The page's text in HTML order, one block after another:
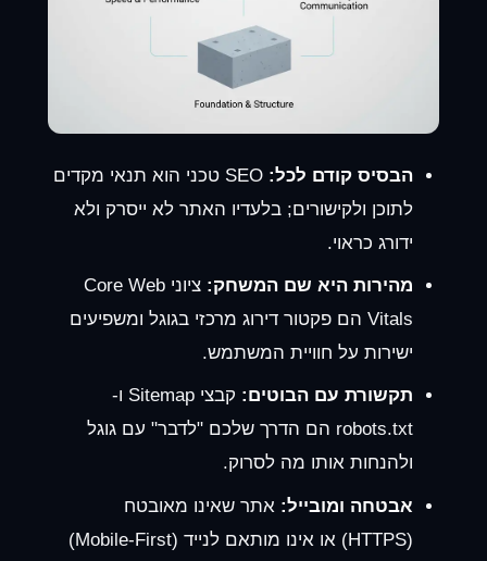
הבסיס קודם לכל:
SEO טכני הוא תנאי מקדים
לתוכן ולקישורים; בלעדיו האתר לא ייסרק ולא
ידורג כראוי.
מהירות היא שם המשחק:
ציוני Core Web
Vitals הם פקטור דירוג מרכזי בגוגל ומשפיעים
ישירות על חוויית המשתמש.
תקשורת עם הבוטים:
קבצי Sitemap ו-
robots.txt הם הדרך שלכם "לדבר" עם גוגל
ולהנחות אותו מה לסרוק.
אבטחה ומובייל: אתר שאינו מאובטח
(HTTPS) או אינו מותאם לנייד (Mobile-First)